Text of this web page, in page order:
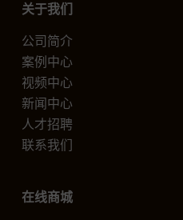
关于我们
公司简介
案例中心
视频中心
新闻中心
人才招聘
联系我们
在线商城